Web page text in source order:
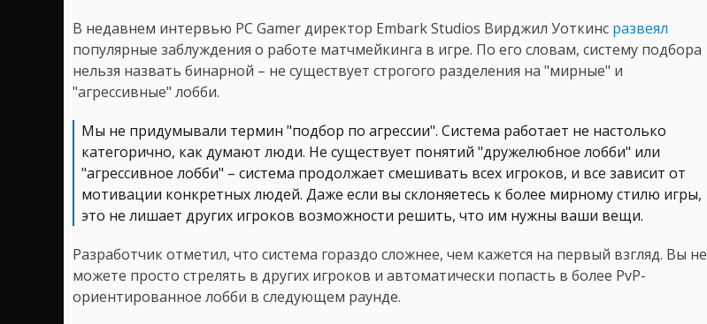
В недавнем интервью PC Gamer директор Embark Studios Вирджил Уоткинс развеял
популярные заблуждения о работе матчмейкинга в игре. По его словам, систему подбора
нельзя назвать бинарной – не существует строгого разделения на "мирные" и
"агрессивные" лобби.
Мы не придумывали термин "подбор по агрессии". Система работает не настолько
категорично, как думают люди. Не существует понятий "дружелюбное лобби" или
"агрессивное лобби" – система продолжает смешивать всех игроков, и все зависит от
мотивации конкретных людей. Даже если вы склоняетесь к более мирному стилю игры,
это не лишает других игроков возможности решить, что им нужны ваши вещи.
Разработчик отметил, что система гораздо сложнее, чем кажется на первый взгляд. Вы не
можете просто стрелять в других игроков и автоматически попасть в более PvP-
ориентированное лобби в следующем раунде.